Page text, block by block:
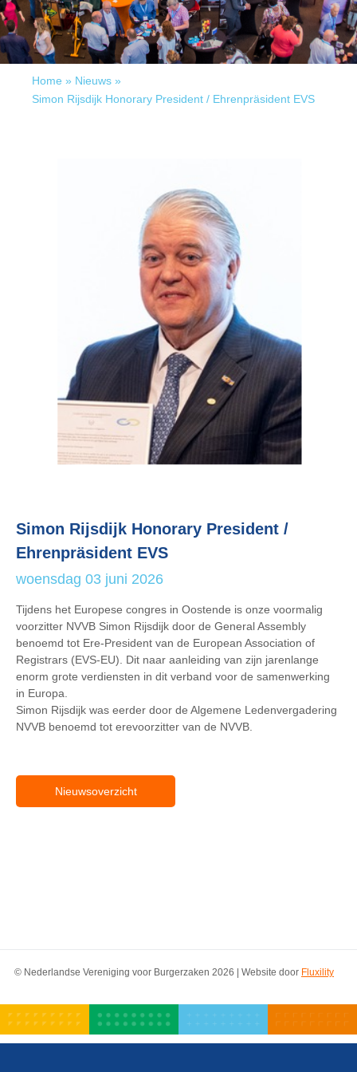
Home » Nieuws »
Simon Rijsdijk Honorary President / Ehrenpräsident EVS
Simon Rijsdijk Honorary President /
Ehrenpräsident EVS
woensdag 03 juni 2026
Tijdens het Europese congres in Oostende is onze voormalig
voorzitter NVVB Simon Rijsdijk door de General Assembly
benoemd tot Ere-President van de European Association of
Registrars (EVS-EU). Dit naar aanleiding van zijn jarenlange
enorm grote verdiensten in dit verband voor de samenwerking
in Europa.
Simon Rijsdijk was eerder door de Algemene Ledenvergadering
NVVB benoemd tot erevoorzitter van de NVVB.
Nieuwsoverzicht
© Nederlandse Vereniging voor Burgerzaken 2026 | Website door Fluxility